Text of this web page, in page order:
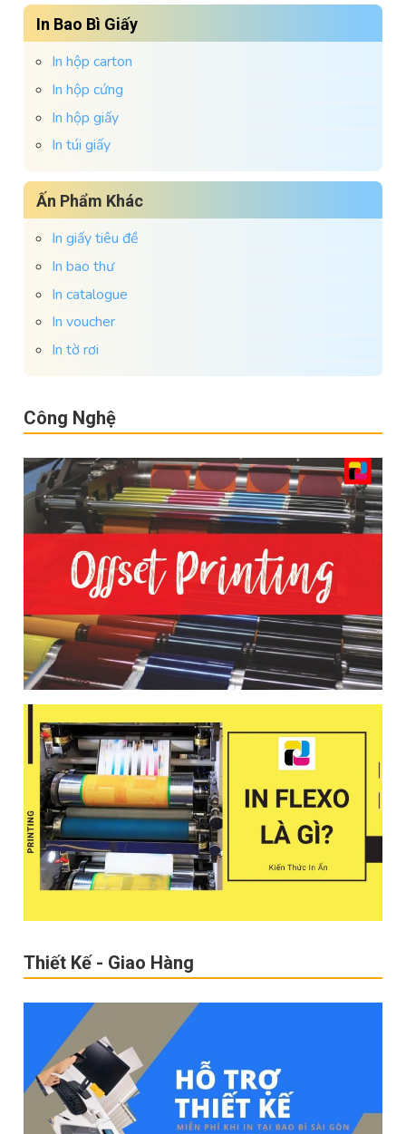
In Bao Bì Giấy
In hộp carton
In hộp cứng
In hộp giấy
In túi giấy
Ấn Phẩm Khác
In giấy tiêu đề
In bao thư
In catalogue
In voucher
In tờ rơi
Công Nghệ
Thiết Kế - Giao Hàng